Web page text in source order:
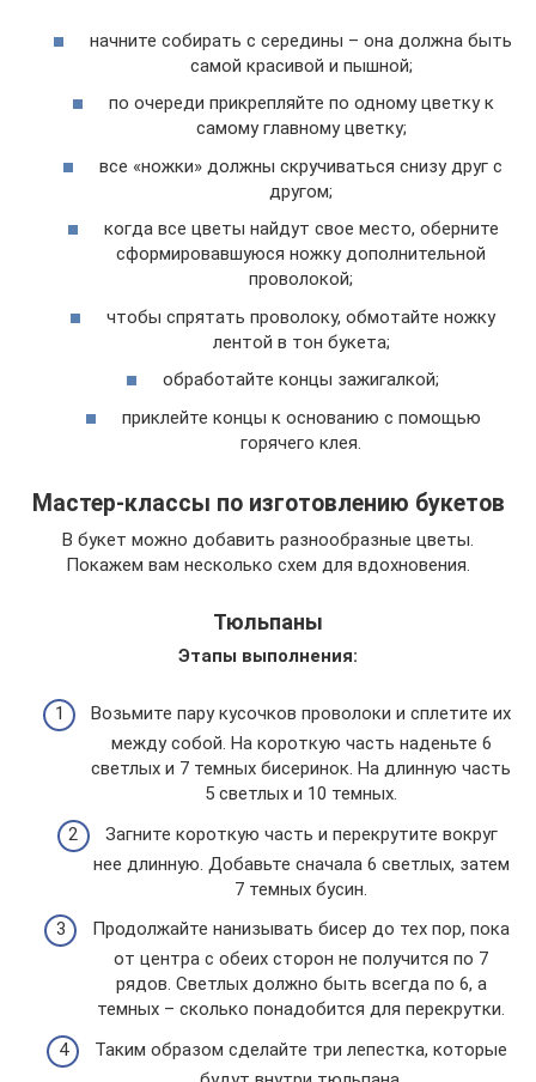
начните собирать с середины – она должна быть
самой красивой и пышной;
по очереди прикрепляйте по одному цветку к
самому главному цветку;
все «ножки» должны скручиваться снизу друг с
другом;
когда все цветы найдут свое место, оберните
сформировавшуюся ножку дополнительной
проволокой;
чтобы спрятать проволоку, обмотайте ножку
лентой в тон букета;
обработайте концы зажигалкой;
приклейте концы к основанию с помощью
горячего клея.
Мастер-классы по изготовлению букетов
В букет можно добавить разнообразные цветы.
Покажем вам несколько схем для вдохновения.
Тюльпаны
Этапы выполнения:
Возьмите пару кусочков проволоки и сплетите их
между собой. На короткую часть наденьте 6
светлых и 7 темных бисеринок. На длинную часть
5 светлых и 10 темных.
Загните короткую часть и перекрутите вокруг
нее длинную. Добавьте сначала 6 светлых, затем
7 темных бусин.
Продолжайте нанизывать бисер до тех пор, пока
от центра с обеих сторон не получится по 7
рядов. Светлых должно быть всегда по 6, а
темных – сколько понадобится для перекрутки.
Таким образом сделайте три лепестка, которые